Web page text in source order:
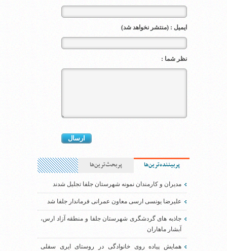
ایمیل : (منتشر نخواهد شد)
نظر شما :
پربیننده‌ترین‌ها پربحث‌ترین‌ها
مدیران و کارمندان نمونه شهرستان جلفا تجلیل شدند
علیرضا یونسی ارسی معاون عمرانی فرماندار جلفا شد
جاذبه های گردشگری شهرستان جلفا و منطقه آزاد ارس،
آبشار ماهاران
همایش پیاده روی خانوادگی در روستای ایری سفلی